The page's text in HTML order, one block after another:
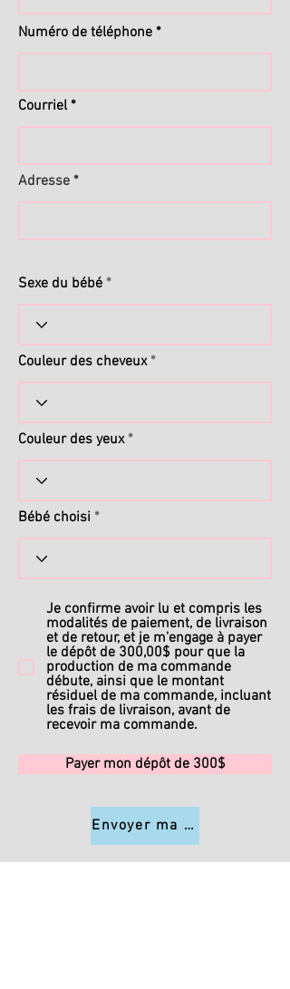
Numéro de téléphone
Courriel
Adresse
Sexe du bébé
Couleur des cheveux
Couleur des yeux
Bébé choisi
Je confirme avoir lu et compris les
modalités de paiement, de livraison
et de retour, et je m'engage à payer
le dépôt de 300,00$ pour que la
production de ma commande
débute, ainsi que le montant
résiduel de ma commande, incluant
les frais de livraison, avant de
recevoir ma commande.
Payer mon dépôt de 300$
Envoyer ma commande